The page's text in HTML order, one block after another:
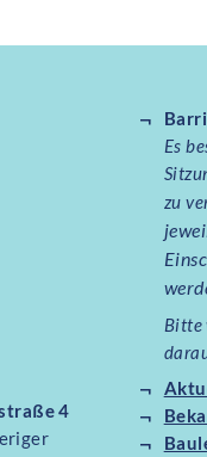
4
Es
zu
Bitte